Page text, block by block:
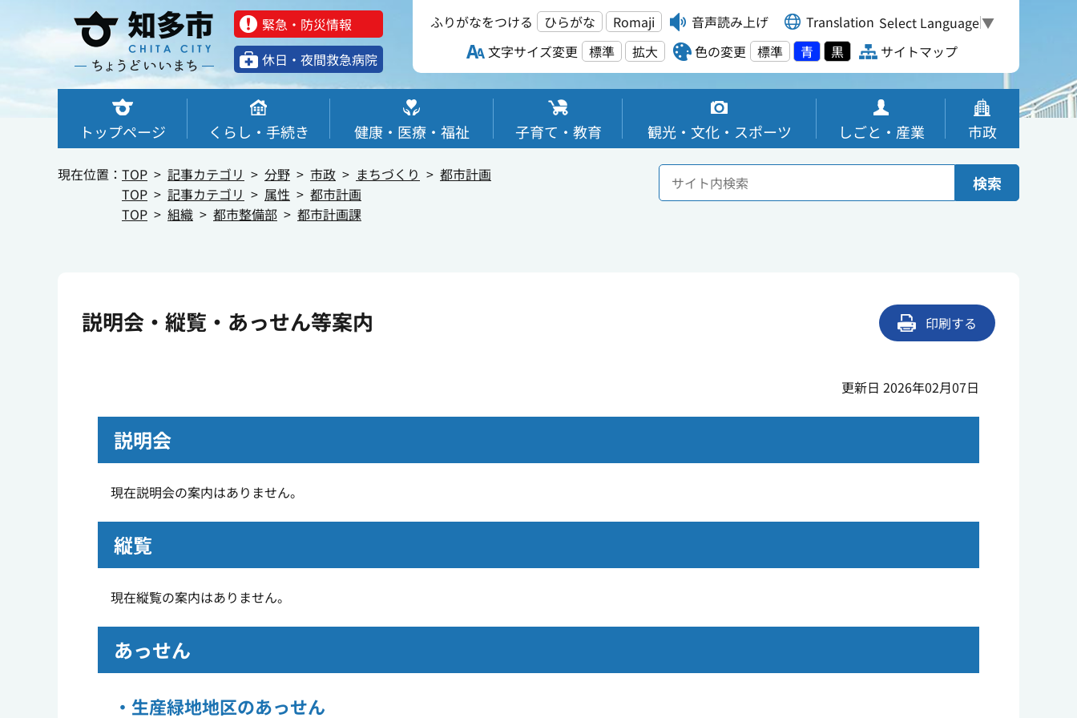
緊急・防災情報
休⽇・夜間救急病院
ふりがなをつける ひらがな Romaji 音声読み上げ Translation Select Language▼
文字サイズ変更
標準 拡大 色の変更 標準 青 黒 サイトマップ
トップページ くらし・手続き 健康・医療・福祉 子育て・教育 観光・文化・スポーツ しごと・産業 市政
現在位置： TOP 記事カテゴリ 分野 市政 まちづくり
都市計画
TOP
記事カテゴリ 属性
都市計画
TOP
組織 都市整備部 都市計画課
検索
説明会・縦覧・あっせん等案内 印刷する
更新日 2026年02月07日
説明会
現在説明会の案内はありません。
縦覧
現在縦覧の案内はありません。
あっせん
・生産緑地地区のあっせん